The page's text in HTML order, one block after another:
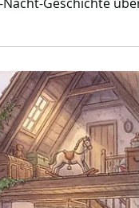
herzliche,
Abschied von
Mit viel Wärme
sie, wie Erinnerungen
Dinge lebendig halten
sie verschwunden
Geschichte über
und Hoffnung.